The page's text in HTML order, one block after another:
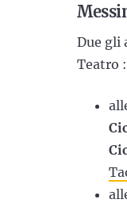
Due gli
Teatro :